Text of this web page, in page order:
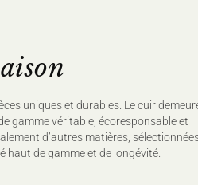
uniques et durables. Le cuir
gamme véritable, écoresponsable et
d’autres matières,
haut de gamme et de longévité.